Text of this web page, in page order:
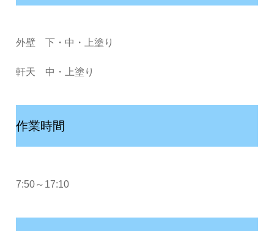
外壁 下・中・上塗り
軒天 中・上塗り
作業時間
7:50～17:10